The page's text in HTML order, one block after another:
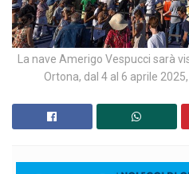
La nave Amerigo Vespucci sarà
Ortona, dal 4 al 6 aprile